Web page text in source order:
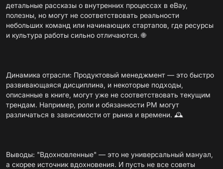
детальные рассказы о внутренних процессах в eBay,
полезны, но могут не соответствовать реальности
небольших команд или начинающих стартапов, где ресурсы
и культура работы сильно отличаются. 🌐
Динамика отрасли: Продуктовый менеджмент — это быстро
развивающаяся дисциплина, и некоторые подходы,
описанные в книге, могут уже не соответствовать текущим
трендам. Например, роли и обязанности PM могут
различаться в зависимости от рынка и времени. 🕰️
Выводы: "Вдохновленные" — это не универсальный мануал,
а скорее источник вдохновения. И пусть не все советы